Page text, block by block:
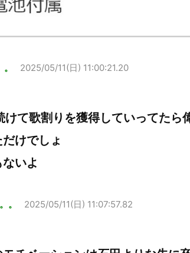
2025/05/11(日) 11:00:21.20
けて歌割りを獲得していってたら
けでしょ
いよ
。 2025/05/11(日) 11:07:57.82